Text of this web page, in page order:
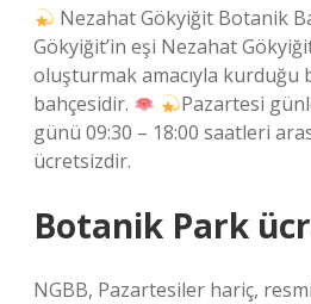
Nezahat Gökyiğit Botanik
Gökyiğit’in eşi Nezahat
oluşturmak amacıyla kurduğu
bahçesidir.
Pazartesi
günü 09:30 – 18:00 saatleri
ücretsizdir.
Botanik Park
NGBB, Pazartesiler hariç,